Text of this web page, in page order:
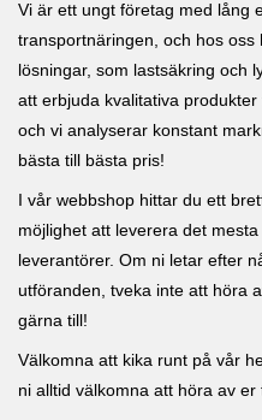
Vi är ett ungt företag med lång
transportnäringen, och hos
lösningar, som lastsäkring och
att erbjuda kvalitativa
och vi analyserar konstant
bästa till bästa pris!
I vår webbshop hittar du ett
möjlighet att leverera det
leverantörer. Om ni letar efter
utföranden, tveka inte att höra
gärna till!
Välkomna att kika runt på vår
ni alltid välkomna att höra av er